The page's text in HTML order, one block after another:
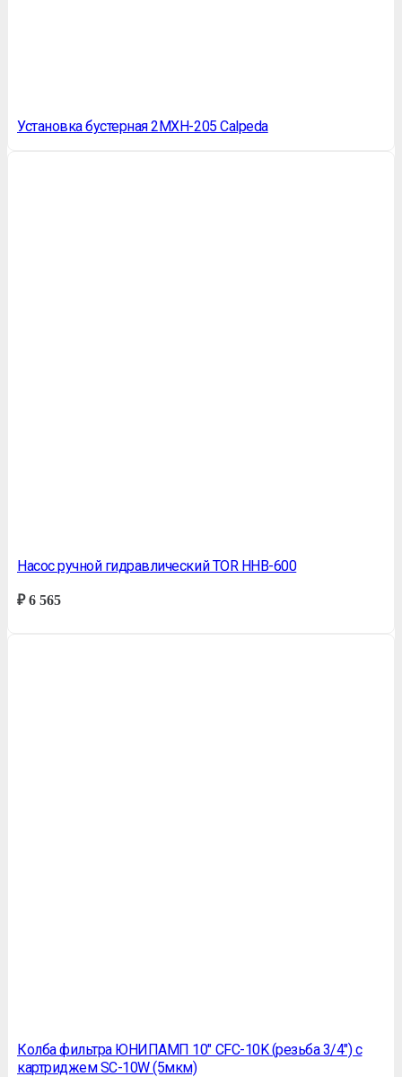
Установка бустерная 2MXH-205 Calpeda
Насос ручной гидравлический TOR HHB-600
₽6 565
Колба фильтра ЮНИПАМП 10″ CFC-10K (резьба 3/4″) с
картриджем SC-10W (5мкм)